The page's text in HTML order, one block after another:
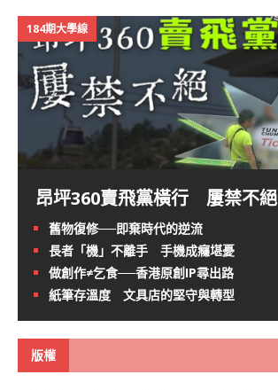
184期大學線
昂坪360賣飛黨橫行 屢禁不絕
舊物復修──即棄時代的逆流
長者「機」不離手 手機成癮堪憂
做創作≠乞食──香港原創IP尋出路
紙筆存溫度 文具店的堅守與轉型
版權